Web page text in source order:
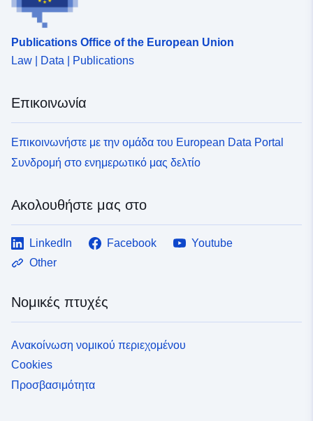
Publications Office of the European Union
Law | Data | Publications
Επικοινωνία
Επικοινωνήστε με την ομάδα του European Data Portal
Συνδρομή στο ενημερωτικό μας δελτίο
Ακολουθήστε μας στο
LinkedIn Facebook
Youtube
Other
Νομικές πτυχές
Ανακοίνωση νομικού περιεχομένου
Cookies
Προσβασιμότητα